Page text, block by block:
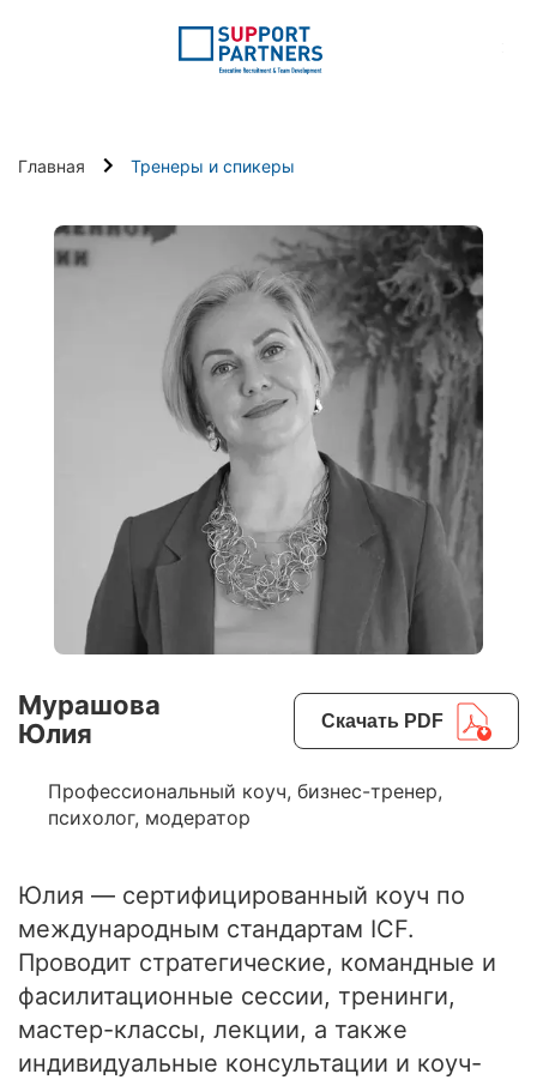
Главная Тренеры и спикеры
Мурашова
Юлия
Скачать PDF
Профессиональный коуч, бизнес-тренер,
психолог, модератор
Юлия — сертифицированный коуч по
международным стандартам ICF.
Проводит стратегические, командные и
фасилитационные сессии, тренинги,
мастер-классы, лекции, а также
индивидуальные консультации и коуч-